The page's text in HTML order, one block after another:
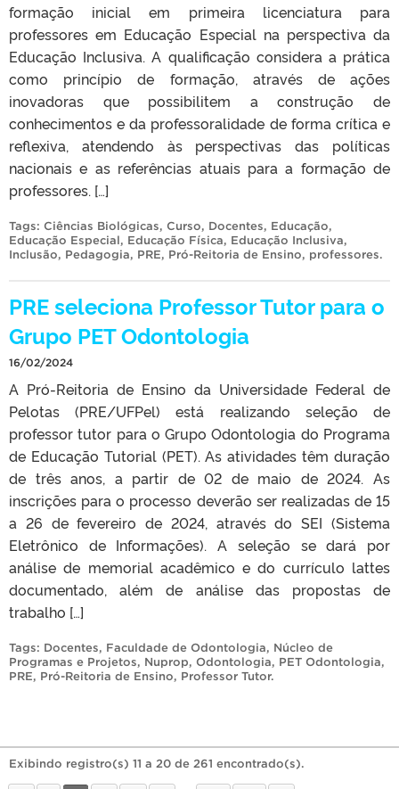
formação inicial em primeira licenciatura para
professores em Educação Especial na perspectiva da
Educação Inclusiva. A qualificação considera a prática
como princípio de formação, através de ações
inovadoras que possibilitem a construção de
conhecimentos e da professoralidade de forma crítica e
reflexiva, atendendo às perspectivas das políticas
nacionais e as referências atuais para a formação de
professores. […]
Tags: Ciências Biológicas, Curso, Docentes, Educação,
Educação Especial, Educação Física, Educação Inclusiva,
Inclusão, Pedagogia, PRE, Pró-Reitoria de Ensino, professores.
PRE seleciona Professor Tutor para o
Grupo PET Odontologia
16/02/2024
A Pró-Reitoria de Ensino da Universidade Federal de
Pelotas (PRE/UFPel) está realizando seleção de
professor tutor para o Grupo Odontologia do Programa
de Educação Tutorial (PET). As atividades têm duração
de três anos, a partir de 02 de maio de 2024. As
inscrições para o processo deverão ser realizadas de 15
a 26 de fevereiro de 2024, através do SEI (Sistema
Eletrônico de Informações). A seleção se dará por
análise de memorial acadêmico e do currículo lattes
documentado, além de análise das propostas de
trabalho […]
Tags: Docentes, Faculdade de Odontologia, Núcleo de
Programas e Projetos, Nuprop, Odontologia, PET Odontologia,
PRE, Pró-Reitoria de Ensino, Professor Tutor.
Exibindo registro(s) 11 a 20 de 261 encontrado(s).